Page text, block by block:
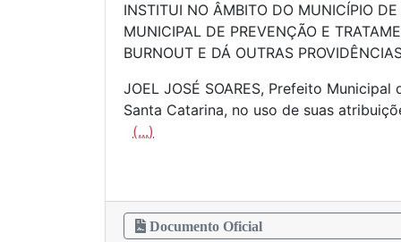
INSTITUI NO ÂMBITO DO MUNICÍPIO
MUNICIPAL DE PREVENÇÃO E
BURNOUT E DÁ OUTRAS
JOEL JOSÉ SOARES, Prefeito
Santa Catarina, no uso de suas
(...)
Documento Oficial